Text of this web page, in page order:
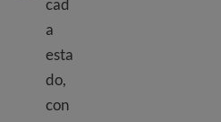
cad
a
esta
do,
con